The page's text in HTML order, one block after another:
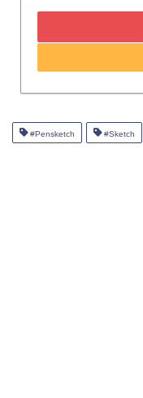
#Pensketch #Sketch